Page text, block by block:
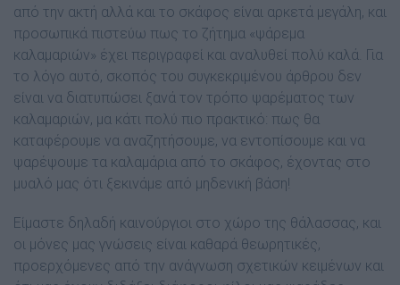
από την ακτή αλλά και το σκάφος είναι αρκετά µεγάλη, και
προσωπικά πιστεύω πως το ζήτηµα «ψάρεµα
καλαµαριών» έχει περιγραφεί και αναλυθεί πολύ καλά. Για
το λόγο αυτό, σκοπός του συγκεκριµένου άρθρου δεν
είναι να διατυπώσει ξανά τον τρόπο ψαρέµατος των
καλαµαριών, µα κάτι πολύ πιο πρακτικό: πως θα
καταφέρουµε να αναζητήσουµε, να εντοπίσουµε και να
ψαρέψουµε τα καλαµάρια από το σκάφος, έχοντας στο
µυαλό µας ότι ξεκινάµε από µηδενική βάση!
Είµαστε δηλαδή καινούργιοι στο χώρο της θάλασσας, και
οι µόνες µας γνώσεις είναι καθαρά θεωρητικές,
προερχόµενες από την ανάγνωση σχετικών κειµένων και